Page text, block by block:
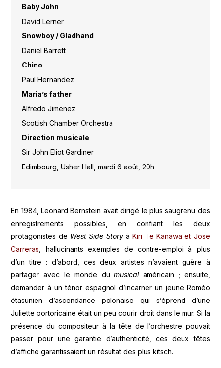
Baby John
David Lerner
Snowboy / Gladhand
Daniel Barrett
Chino
Paul Hernandez
Maria’s father
Alfredo Jimenez
Scottish Chamber Orchestra
Direction musicale
Sir John Eliot Gardiner
Edimbourg, Usher Hall, mardi 6 août, 20h
En 1984, Leonard Bernstein avait dirigé le plus saugrenu des
enregistrements possibles, en confiant les deux
protagonistes de West Side Storyà Kiri Te Kanawa et José
Carreras, hallucinants exemples de contre-emploi à plus
d’un titre : d’abord, ces deux artistes n’avaient guère à
partager avec le monde dumusicalaméricain ; ensuite,
demander à un ténor espagnol d’incarner un jeune Roméo
étasunien d’ascendance polonaise qui s’éprend d’une
Juliette portoricaine était un peu courir droit dans le mur. Si la
présence du compositeur à la tête de l’orchestre pouvait
passer pour une garantie d’authenticité, ces deux têtes
d’affiche garantissaient un résultat des plus kitsch.